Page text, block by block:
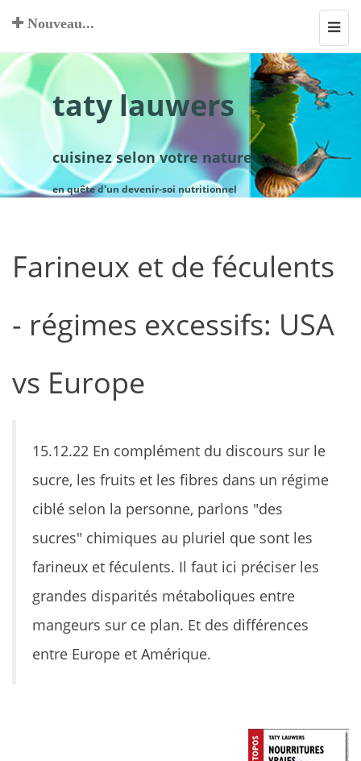
Nouveau...
taty lauwers
cuisinez selon votre nature
en quête d'un devenir-soi nutritionnel
Farineux et de féculents
- régimes excessifs: USA
vs Europe
15.12.22 En complément du discours sur le
sucre, les fruits et les fibres dans un régime
ciblé selon la personne, parlons "des
sucres" chimiques au pluriel que sont les
farineux et féculents. Il faut ici préciser les
grandes disparités métaboliques entre
mangeurs sur ce plan. Et des différences
entre Europe et Amérique.